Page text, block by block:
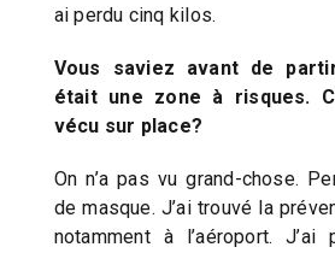
ai perdu cinq kilos.
Vous saviez avant de
était une zone à risques.
vécu sur place?
On n’a pas vu grand-chose.
de masque. J’ai trouvé la
notamment à l’aéroport. J’ai